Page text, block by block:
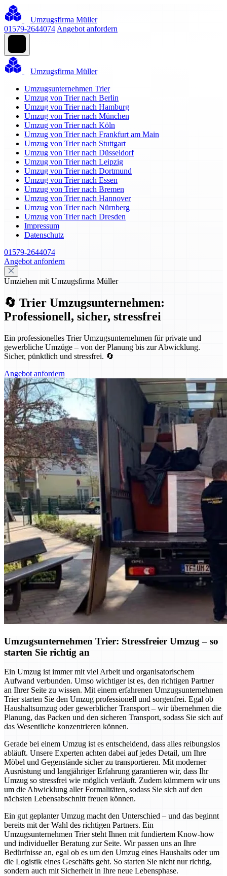
Umzugsfirma Müller
01579-2644074 Angebot anfordern
Umzugsfirma Müller
Umzugsunternehmen Trier
Umzug von Trier nach Berlin
Umzug von Trier nach Hamburg
Umzug von Trier nach München
Umzug von Trier nach Köln
Umzug von Trier nach Frankfurt am Main
Umzug von Trier nach Stuttgart
Umzug von Trier nach Düsseldorf
Umzug von Trier nach Leipzig
Umzug von Trier nach Dortmund
Umzug von Trier nach Essen
Umzug von Trier nach Bremen
Umzug von Trier nach Hannover
Umzug von Trier nach Nürnberg
Umzug von Trier nach Dresden
Impressum
Datenschutz
01579-2644074
Angebot anfordern
Umziehen mit Umzugsfirma Müller
🔄 Trier Umzugsunternehmen:
Professionell, sicher, stressfrei
Ein professionelles Trier Umzugsunternehmen für private und
gewerbliche Umzüge – von der Planung bis zur Abwicklung.
Sicher, pünktlich und stressfrei. 🔄
Angebot anfordern
Umzugsunternehmen Trier: Stressfreier Umzug – so
starten Sie richtig an
Ein Umzug ist immer mit viel Arbeit und organisatorischem
Aufwand verbunden. Umso wichtiger ist es, den richtigen Partner
an Ihrer Seite zu wissen. Mit einem erfahrenen Umzugsunternehmen
Trier starten Sie den Umzug professionell und sorgenfrei. Egal ob
Haushaltsumzug oder gewerblicher Transport – wir übernehmen die
Planung, das Packen und den sicheren Transport, sodass Sie sich auf
das Wesentliche konzentrieren können.
Gerade bei einem Umzug ist es entscheidend, dass alles reibungslos
abläuft. Unsere Experten achten dabei auf jedes Detail, um Ihre
Möbel und Gegenstände sicher zu transportieren. Mit moderner
Ausrüstung und langjähriger Erfahrung garantieren wir, dass Ihr
Umzug so stressfrei wie möglich verläuft. Zudem kümmern wir uns
um die Abwicklung aller Formalitäten, sodass Sie sich auf den
nächsten Lebensabschnitt freuen können.
Ein gut geplanter Umzug macht den Unterschied – und das beginnt
bereits mit der Wahl des richtigen Partners. Ein
Umzugsunternehmen Trier steht Ihnen mit fundiertem Know-how
und individueller Beratung zur Seite. Wir passen uns an Ihre
Bedürfnisse an, egal ob es um den Umzug eines Haushalts oder um
die Logistik eines Geschäfts geht. So starten Sie nicht nur richtig,
sondern auch mit Sicherheit in Ihre neue Lebensphase.